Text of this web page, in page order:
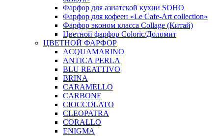
Фарфор для азиатской кухни SOHO
Фарфор для кофеен «Le Cafe-Art collection»
Фарфор эконом класса Collage (Китай)
Цветной фарфор Coloric/Доломит
ЦВЕТНОЙ ФАРФОР
ACQUAMARINO
ANTICA PERLA
BLU REATTIVO
BRINA
CARAMELLO
CARBONE
CIOCCOLATO
CLEOPATRA
CORALLO
ENIGMA